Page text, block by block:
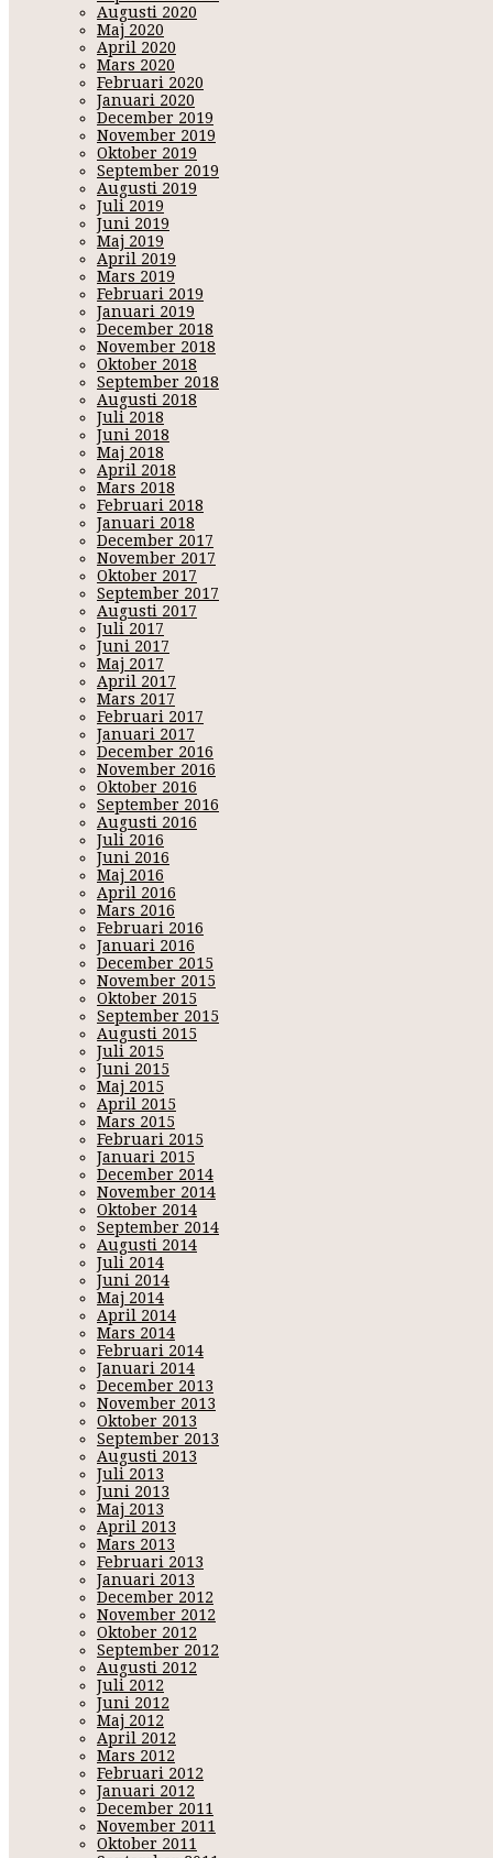
Augusti 2020
Maj 2020
April 2020
Mars 2020
Februari 2020
Januari 2020
December 2019
November 2019
Oktober 2019
September 2019
Augusti 2019
Juli 2019
Juni 2019
Maj 2019
April 2019
Mars 2019
Februari 2019
Januari 2019
December 2018
November 2018
Oktober 2018
September 2018
Augusti 2018
Juli 2018
Juni 2018
Maj 2018
April 2018
Mars 2018
Februari 2018
Januari 2018
December 2017
November 2017
Oktober 2017
September 2017
Augusti 2017
Juli 2017
Juni 2017
Maj 2017
April 2017
Mars 2017
Februari 2017
Januari 2017
December 2016
November 2016
Oktober 2016
September 2016
Augusti 2016
Juli 2016
Juni 2016
Maj 2016
April 2016
Mars 2016
Februari 2016
Januari 2016
December 2015
November 2015
Oktober 2015
September 2015
Augusti 2015
Juli 2015
Juni 2015
Maj 2015
April 2015
Mars 2015
Februari 2015
Januari 2015
December 2014
November 2014
Oktober 2014
September 2014
Augusti 2014
Juli 2014
Juni 2014
Maj 2014
April 2014
Mars 2014
Februari 2014
Januari 2014
December 2013
November 2013
Oktober 2013
September 2013
Augusti 2013
Juli 2013
Juni 2013
Maj 2013
April 2013
Mars 2013
Februari 2013
Januari 2013
December 2012
November 2012
Oktober 2012
September 2012
Augusti 2012
Juli 2012
Juni 2012
Maj 2012
April 2012
Mars 2012
Februari 2012
Januari 2012
December 2011
November 2011
Oktober 2011